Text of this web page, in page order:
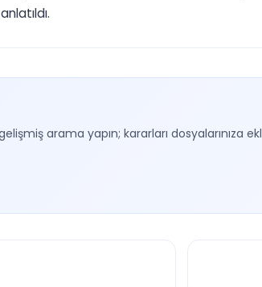
arama yapın; kararları dosyalarınıza